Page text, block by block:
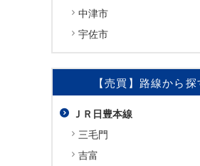
中津市
宇佐市
【売買】路線から探
ＪＲ日豊本線
三毛門
吉富